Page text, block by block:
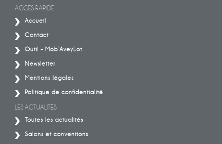
ACCÈS RAPIDE
Accueil
Contact
Outil – Mob’AveyLot
Newsletter
Mentions légales
Politique de confidentialité
LES ACTUALITÉS
Toutes les actualités
Salons et conventions